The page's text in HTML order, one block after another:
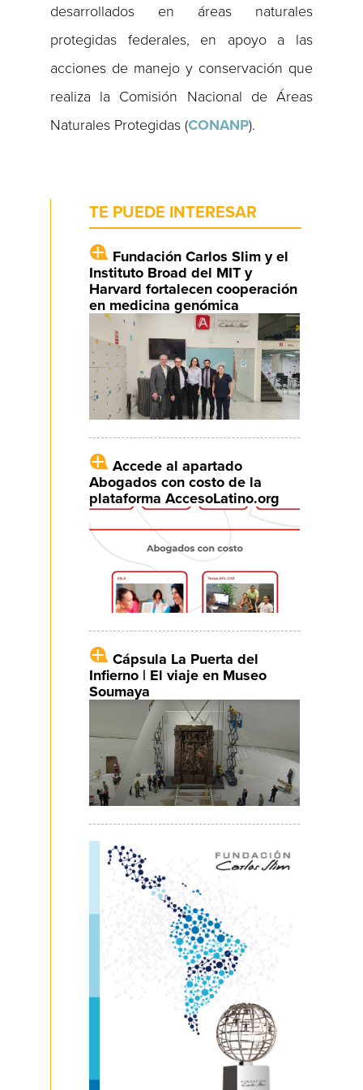
desarrollados en áreas naturales
protegidas federales, en apoyo a las
acciones de manejo y conservación que
realiza la Comisión Nacional de Áreas
Naturales Protegidas (CONANP).
TE PUEDE INTERESAR
Fundación Carlos Slim y el
Instituto Broad del MIT y
Harvard fortalecen cooperación
en medicina genómica
Accede al apartado
Abogados con costo de la
plataforma AccesoLatino.org
Cápsula La Puerta del
Infierno | El viaje en Museo
Soumaya